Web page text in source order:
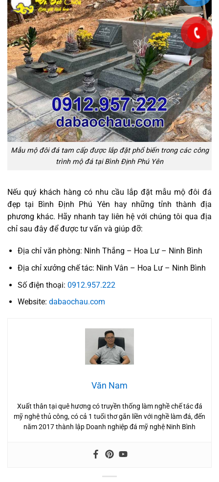
Mẫu mộ đôi đá tam cấp được lắp đặt phổ biến trong các công
trình mộ đá tại Bình Định Phú Yên
Nếu quý khách hàng có nhu cầu lắp đặt mẫu mộ đôi đá
đẹp tại Bình Định Phú Yên hay những tỉnh thành địa
phương khác. Hãy nhanh tay liên hệ với chúng tôi qua địa
chỉ sau đây để được tư vấn và giúp đỡ:
Địa chỉ văn phòng: Ninh Thắng – Hoa Lư – Ninh Bình
Địa chỉ xưởng chế tác: Ninh Vân – Hoa Lư – Ninh Bình
Số điện thoại: 0912.957.222
Website: dabaochau.com
Văn Nam
Xuất thân tại quê hương có truyền thống làm nghề chế tác đá
mỹ nghệ thủ công, có cả 1 tuổi thơ gắn liền với nghề làm đá, đến
năm 2017 thành lập Doanh nghiệp đá mỹ nghệ Ninh Bình